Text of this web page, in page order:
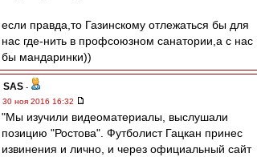
если правда,то Газинскому отлежаться бы для
нас где-нить в профсоюзном санатории,а с нас
бы мандаринки))
SAS -
30 ноя 2016 16:32
"Мы изучили видеоматериалы, выслушали
позицию "Ростова". Футболист Гацкан принес
извинения и лично, и через официальный сайт